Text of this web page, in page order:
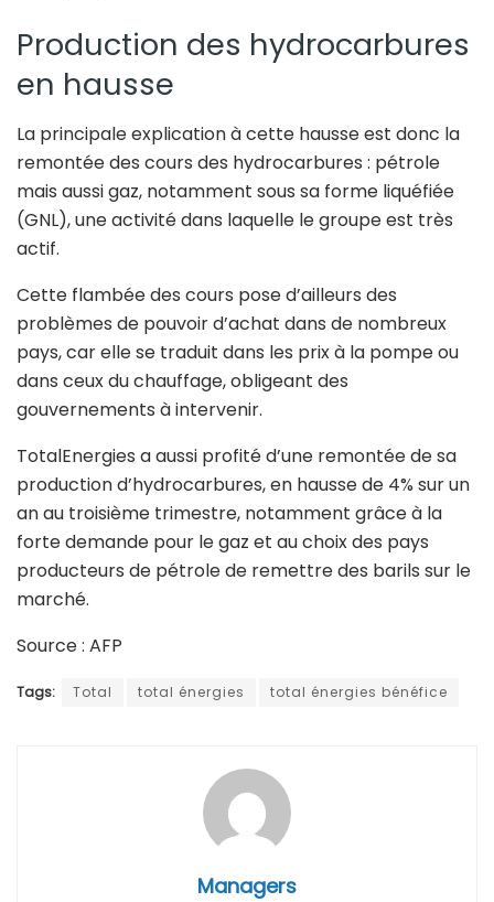
Production des hydrocarbures
en hausse
La principale explication à cette hausse est donc la
remontée des cours des hydrocarbures : pétrole
mais aussi gaz, notamment sous sa forme liquéfiée
(GNL), une activité dans laquelle le groupe est très
actif.
Cette flambée des cours pose d’ailleurs des
problèmes de pouvoir d’achat dans de nombreux
pays, car elle se traduit dans les prix à la pompe ou
dans ceux du chauffage, obligeant des
gouvernements à intervenir.
TotalEnergies a aussi profité d’une remontée de sa
production d’hydrocarbures, en hausse de 4% sur un
an au troisième trimestre, notamment grâce à la
forte demande pour le gaz et au choix des pays
producteurs de pétrole de remettre des barils sur le
marché.
Source : AFP
Tags: Total total énergies total énergies bénéfice
Managers